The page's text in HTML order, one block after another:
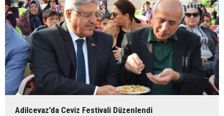
Adilcevaz’da Ceviz Festivali Düzenlendi